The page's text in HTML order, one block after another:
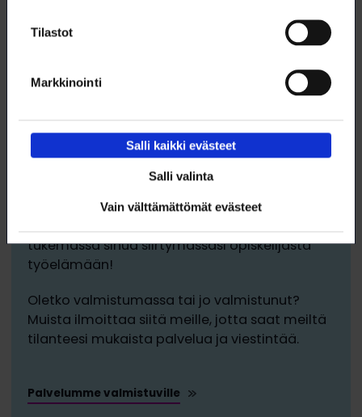
Tilastot
Markkinointi
Salli kaikki evästeet
Salli valinta
Vain välttämättömät evästeet
tukemassa sinua siirtymässäsi opiskelijasta
työelämään!
Oletko valmistumassa tai jo valmistunut?
Muista ilmoittaa siitä meille, jotta saat meiltä
tilanteesi mukaista palvelua ja viestintää.
Palvelumme valmistuville